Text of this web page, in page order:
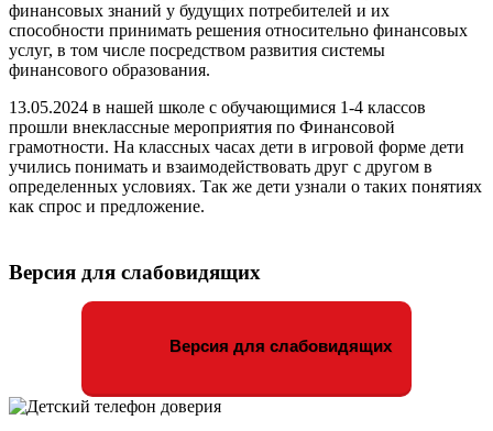
финансовых знаний у будущих потребителей и их
способности принимать решения относительно финансовых
услуг, в том числе посредством развития системы
финансового образования.
13.05.2024 в нашей школе с обучающимися 1-4 классов
прошли внеклассные мероприятия по Финансовой
грамотности. На классных часах дети в игровой форме дети
учились понимать и взаимодействовать друг с другом в
определенных условиях. Так же дети узнали о таких понятиях
как спрос и предложение.
Версия для слабовидящих
Версия для слабовидящих